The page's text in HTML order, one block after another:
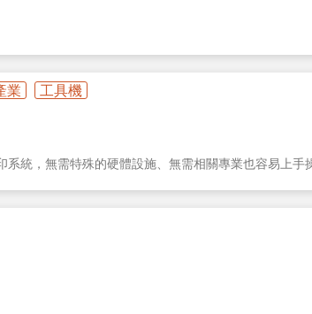
專注的重點，而不是一昧的跟大陸競爭成本，最後失
、西門子、GLEASON、HAWEMA、SCHAEFFLER、
灣超音波主軸，已有許多產品加工經驗。這個是生醫
業 工具機
統，無需特殊的硬體設施、無需相關專業也容易上手
Bound Metal Deposition 棒材加熱擠出成型技術，硬
著劑噴射成型 (Binder Jetting) 3D列印系統 。綜合平
傳統加工方式無法做到的幾何形狀及難以加工的金屬
。